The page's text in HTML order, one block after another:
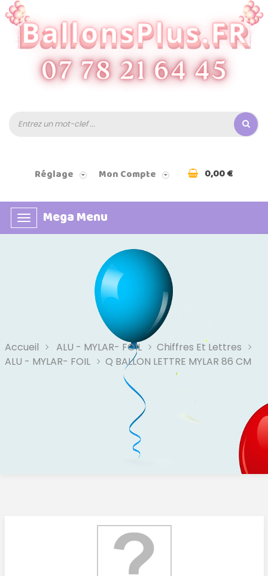
Réglage Mon Compte 0,00 €
Basculer
la
Mega Menu
Accueil ALU - MYLAR- FOIL
Chiffres Et Lettres
ALU - MYLAR- FOIL
Q BALLON LETTRE MYLAR 86 CM